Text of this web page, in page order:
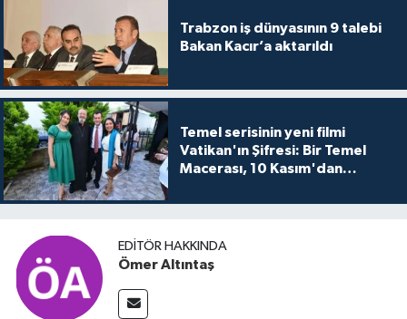
Trabzon iş dünyasının 9 talebi
Bakan Kacır’a aktarıldı
Temel serisinin yeni filmi
Vatikan'ın Şifresi: Bir Temel
Macerası, 10 Kasım'dan
buluşuyo
EDITÖR HAKKINDA
Ömer Altıntaş